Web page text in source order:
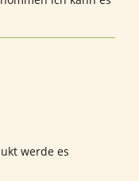
werde es